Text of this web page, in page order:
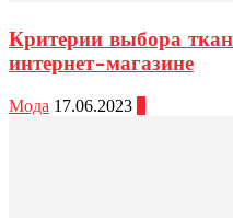
Критерии выбора
интернет-магазине
Мода 17.06.2023